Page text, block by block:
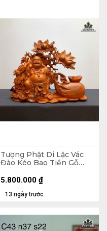
Tượng Phật Di Lặc Vác
Đào Kéo Bao Tiền Gỗ
Sâu 18 (cm)
13 ngày trước
5.800.000 ₫